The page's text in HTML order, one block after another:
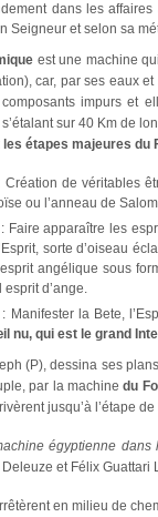
dans les
Seigneur et selon sa
est une machine
car, par ses eaux
impurs et
sur 40 Km de
étapes majeures du
Création de véritables
ou l’anneau de
Faire apparaître les
sorte d’oiseau
angélique sous
esprit d’ange.
Manifester la Bete,
nu, qui est le grand
(P), dessina ses
par la machinedu
jusqu’à l’étape
égyptienne
et Félix Guattari
en milieu de